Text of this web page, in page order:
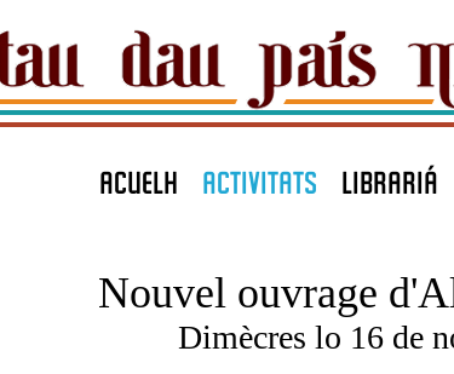
ACUELH ACTIVITATS LIBRARIÁ
Nouvel ouvrage
Dimècres lo 16 de